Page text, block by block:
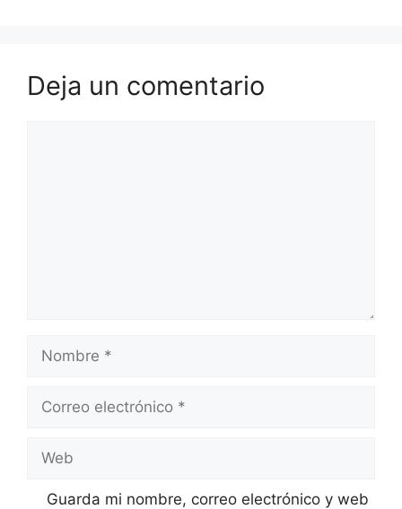
Deja un comentario
electrónico
Guarda mi nombre, correo electrónico y web